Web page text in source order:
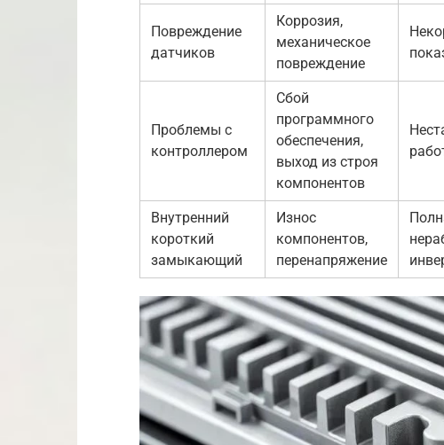
Повреждение
датчиков
Коррозия,
механическое
повреждение
Проблемы с
контроллером
Сбой
программного
обеспечения,
выход из строя
компонентов
Внутренний
короткий
замыкающий
Износ
компонентов,
перенапряжение